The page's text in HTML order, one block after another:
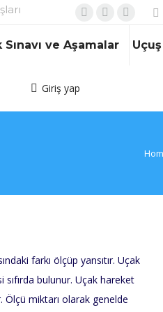
Facebook
page
window
X
page
window
page
window
ve Aşamalar
Giriş yap
farkı ölçüp yansıtır. Uçak
sıfırda bulunur. Uçak hareket
Ölçü miktarı olarak genelde